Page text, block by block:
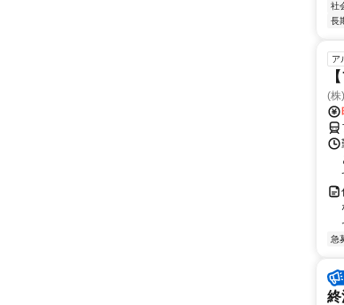
社
長
ア
(株
急
終